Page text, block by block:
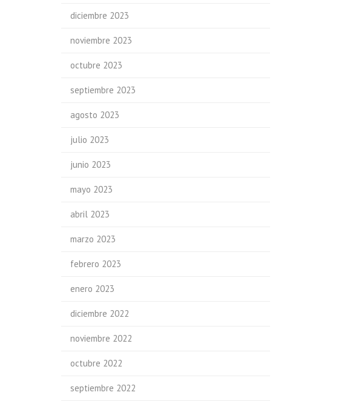
diciembre 2023
noviembre 2023
octubre 2023
septiembre 2023
agosto 2023
julio 2023
junio 2023
mayo 2023
abril 2023
marzo 2023
febrero 2023
enero 2023
diciembre 2022
noviembre 2022
octubre 2022
septiembre 2022